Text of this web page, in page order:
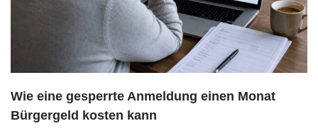
Wie eine gesperrte Anmeldung einen Monat
Bürgergeld kosten kann